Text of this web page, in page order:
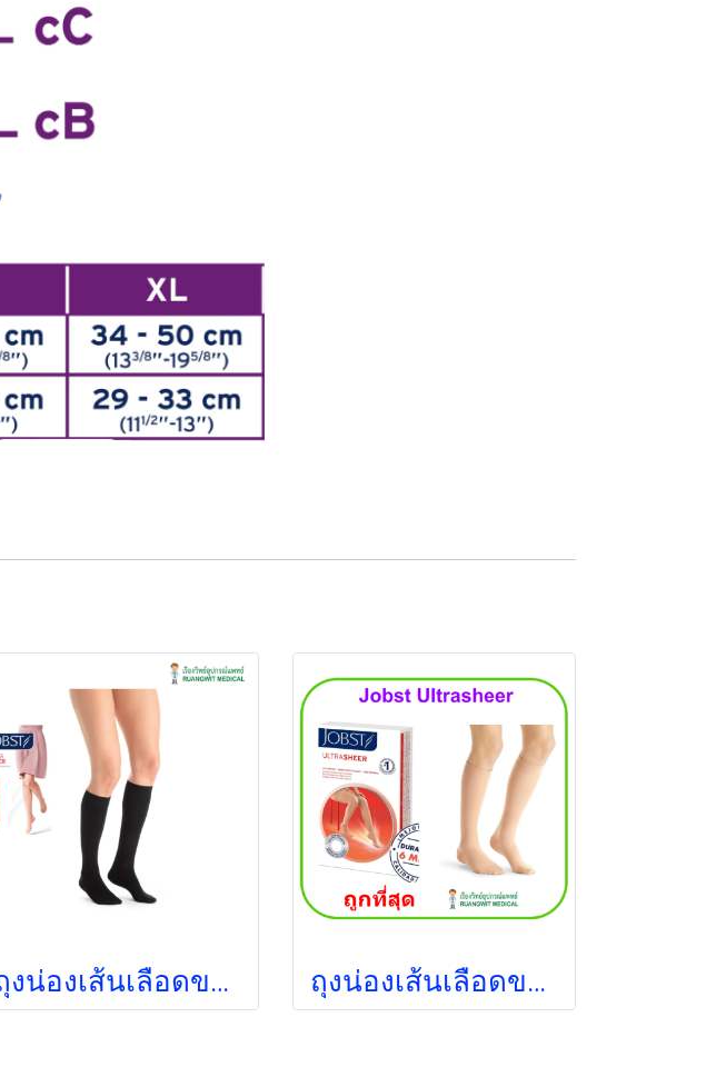
ถุงน่องเส้นเลือดขอด Jobst ระดับเข่า แรงบีบ 15-20 มม.ปรอท (สีดำ) ถุงน่องเส้นเลือดขอด Jobst ระดับเข่า แรงบีบ 30-40 มม.ปรอท